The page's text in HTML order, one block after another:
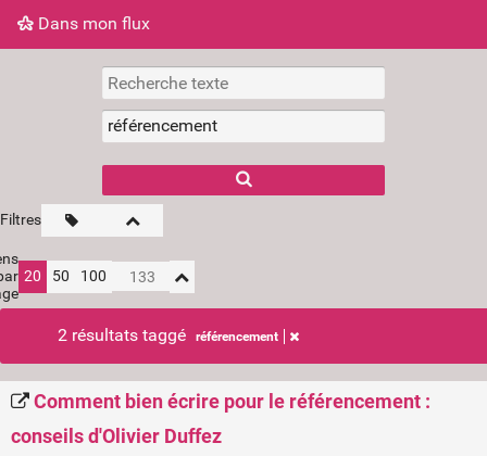
Dans mon flux
Dans mon flux Nuage de tags Mur d'images
Filtres
20 50 100
2 résultats taggé référencement
Comment bien écrire pour le référencement :
conseils d'Olivier Duffez